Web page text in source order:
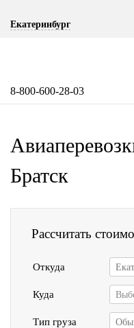
Екатеринбург
8-800-600-28-03
Братск
Рассчитать
Откуда
Куда
Тип груза